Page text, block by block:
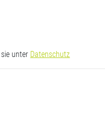
unter Datenschutz